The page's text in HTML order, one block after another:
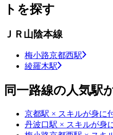
トを探す
ＪＲ山陰本線
梅小路京都西駅
綾羅木駅
同一路線の人気駅
京都駅 × スキルが身に
丹波口駅 × スキルが身